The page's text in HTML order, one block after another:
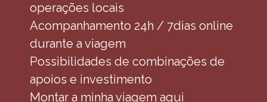
operações locais
Acompanhamento 24h / 7dias online
durante a viagem
Possibilidades de combinações de
apoios e investimento
Montar a minha viagem aqui